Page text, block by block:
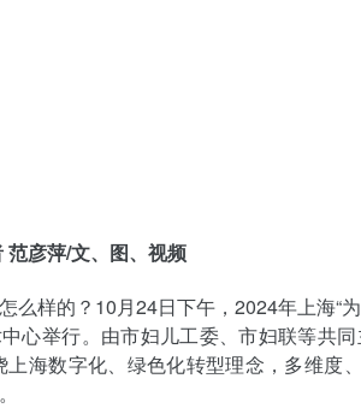
范彦萍/文、图、视频
么样的？10月24日下午，2024年上海“
心举行。由市妇儿工委、市妇联等共
上海数字化、绿色化转型理念，多维度